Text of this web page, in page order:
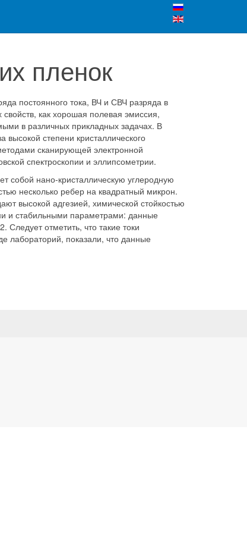
пленок
постоянного тока, ВЧ и СВЧ разряда в
как хорошая полевая эмиссия,
в различных прикладных задачах. В
степени кристаллического
сканирующей электронной
спектроскопии и эллипсометрии.
собой нано-кристаллическую углеродную
несколько ребер на квадратный микрон.
высокой адгезией, химической стойкостью
и стабильными параметрами: данные
отметить, что такие токи
лабораторий, показали, что данные